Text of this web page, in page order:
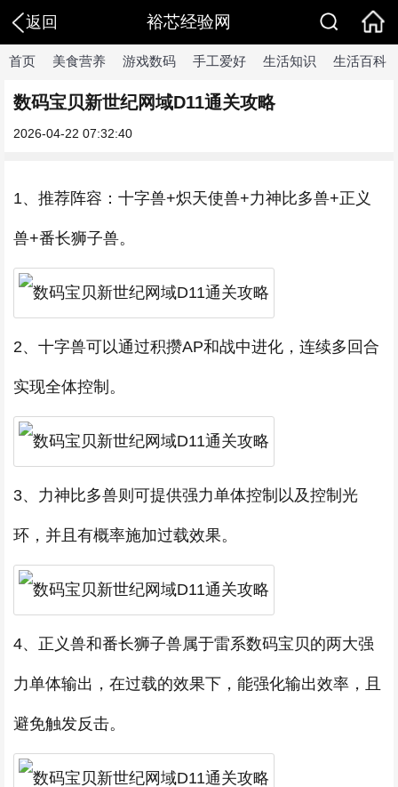
返回 裕芯经验网
首页 美食营养 游戏数码 手工爱好 生活知识 生活百科
数码宝贝新世纪网域D11通关攻略
2026-04-22 07:32:40
1、推荐阵容：十字兽+炽天使兽+力神比多兽+正义
兽+番长狮子兽。
2、十字兽可以通过积攒AP和战中进化，连续多回合
实现全体控制。
3、力神比多兽则可提供强力单体控制以及控制光
环，并且有概率施加过载效果。
4、正义兽和番长狮子兽属于雷系数码宝贝的两大强
力单体输出，在过载的效果下，能强化输出效率，且
避免触发反击。